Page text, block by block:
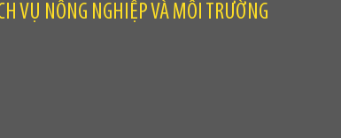
VỤ NÔNG NGHIỆP VÀ MÔI TRƯỜNG